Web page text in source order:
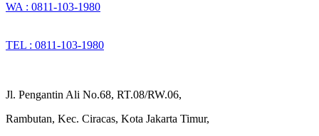
WA : 0811-103-1980
TEL : 0811-103-1980
Jl. Pengantin Ali No.68, RT.08/RW.06,
Rambutan, Kec. Ciracas, Kota Jakarta Timur,